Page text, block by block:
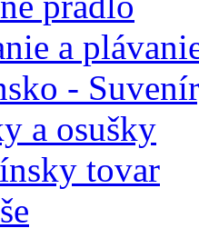
a
-
a osušky
tovar